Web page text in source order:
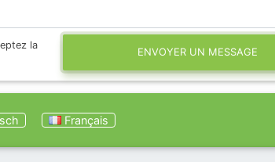
la
ENVOYER UN MESSAGE
Français